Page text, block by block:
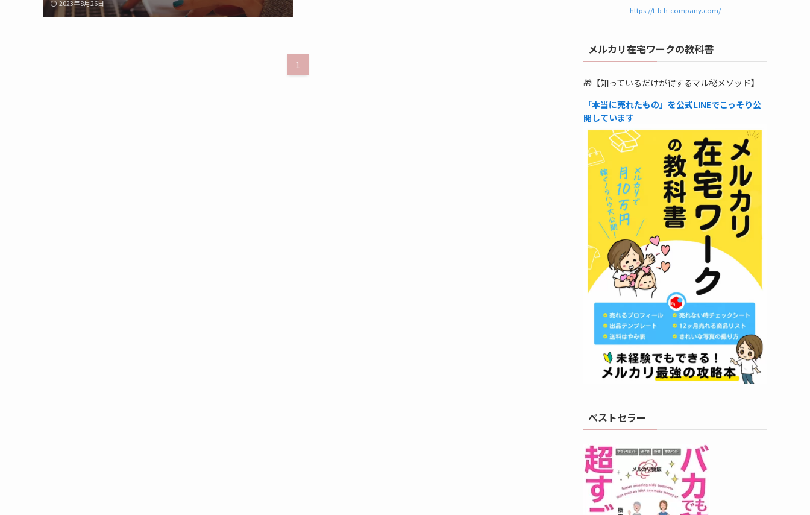
2023年8月26日
1
https://t-b-h-company.com/
メルカリ在宅ワークの教科書
🎁【知っているだけが得するマル秘メソッド】
「本当に売れたもの」を公式LINEでこっそり公
開しています
ベストセラー